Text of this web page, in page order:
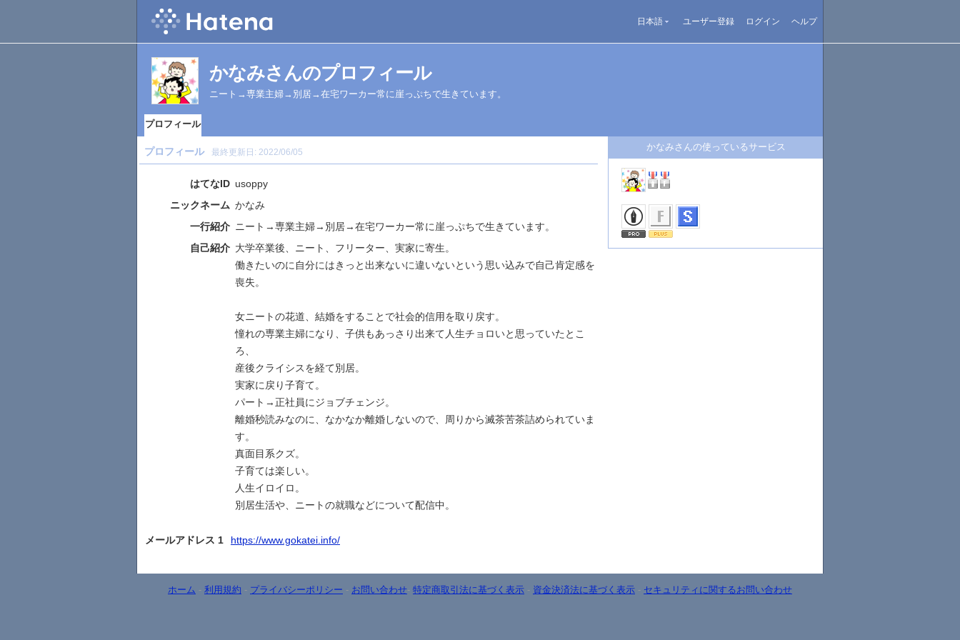
日本語 ユーザー登録 ログイン ヘルプ
かなみさんのプロフィール
ニート→専業主婦→別居→在宅ワーカー常に崖っぷちで生きています。
プロフィール
プロフィール 最終更新日: 2022/06/05
はてなID usoppy
ニックネーム かなみ
一行紹介 ニート→専業主婦→別居→在宅ワーカー常に崖っぷちで生きています。
自己紹介 大学卒業後、ニート、フリーター、実家に寄生。
働きたいのに自分にはきっと出来ないに違いないという思い込みで自己肯定感を
喪失。
女ニートの花道、結婚をすることで社会的信用を取り戻す。
憧れの専業主婦になり、子供もあっさり出来て人生チョロいと思っていたとこ
ろ、
産後クライシスを経て別居。
実家に戻り子育て。
パート→正社員にジョブチェンジ。
離婚秒読みなのに、なかなか離婚しないので、周りから滅茶苦茶詰められていま
す。
真面目系クズ。
子育ては楽しい。
人生イロイロ。
別居生活や、ニートの就職などについて配信中。
メールアドレス 1 https://www.gokatei.info/
かなみさんの使っているサービス
ホーム - 利用規約 - プライバシーポリシー - お問い合わせ- 特定商取引法に基づく表示 - 資金決済法に基づく表示 - セキュリティに関するお問い合わせ